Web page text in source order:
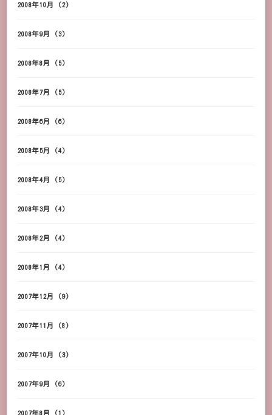
2008年10月 (2)
2008年9月 (3)
2008年8月 (5)
2008年7月 (5)
2008年6月 (6)
2008年5月 (4)
2008年4月 (5)
2008年3月 (4)
2008年2月 (4)
2008年1月 (4)
2007年12月 (9)
2007年11月 (8)
2007年10月 (3)
2007年9月 (6)
2007年8月 (1)